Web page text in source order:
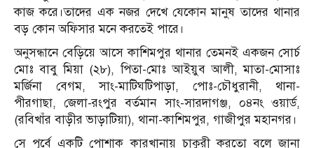
কাজ করে।তাদের এক নজর দেখে যেকোন মানুষ তাদের থানার
বড় কোন অফিসার মনে করতেই পারে।
অনুসন্ধানে বেড়িয়ে আসে কাশিমপুর থানার তেমনই একজন সোর্চ
মোঃ বাবু মিয়া (২৮), পিতা-মোঃ আইয়ুব আলী, মাতা-মোসাঃ
মর্জিনা বেগম, সাং-মাটিঘটিপাড়া, পোঃ-চৌধুরানী, থানা-
পীরগাছা, জেলা-রংপুর বর্তমান সাং-সারদাগঞ্জ, ০৪নং ওয়ার্ড,
(রবিখাঁর বাড়ীর ভাড়াটিয়া), থানা-কাশিমপুর, গাজীপুর মহানগর।
সে পূর্বে একটি পোশাক কারখানায় চাকুরী করতো বলে জানা